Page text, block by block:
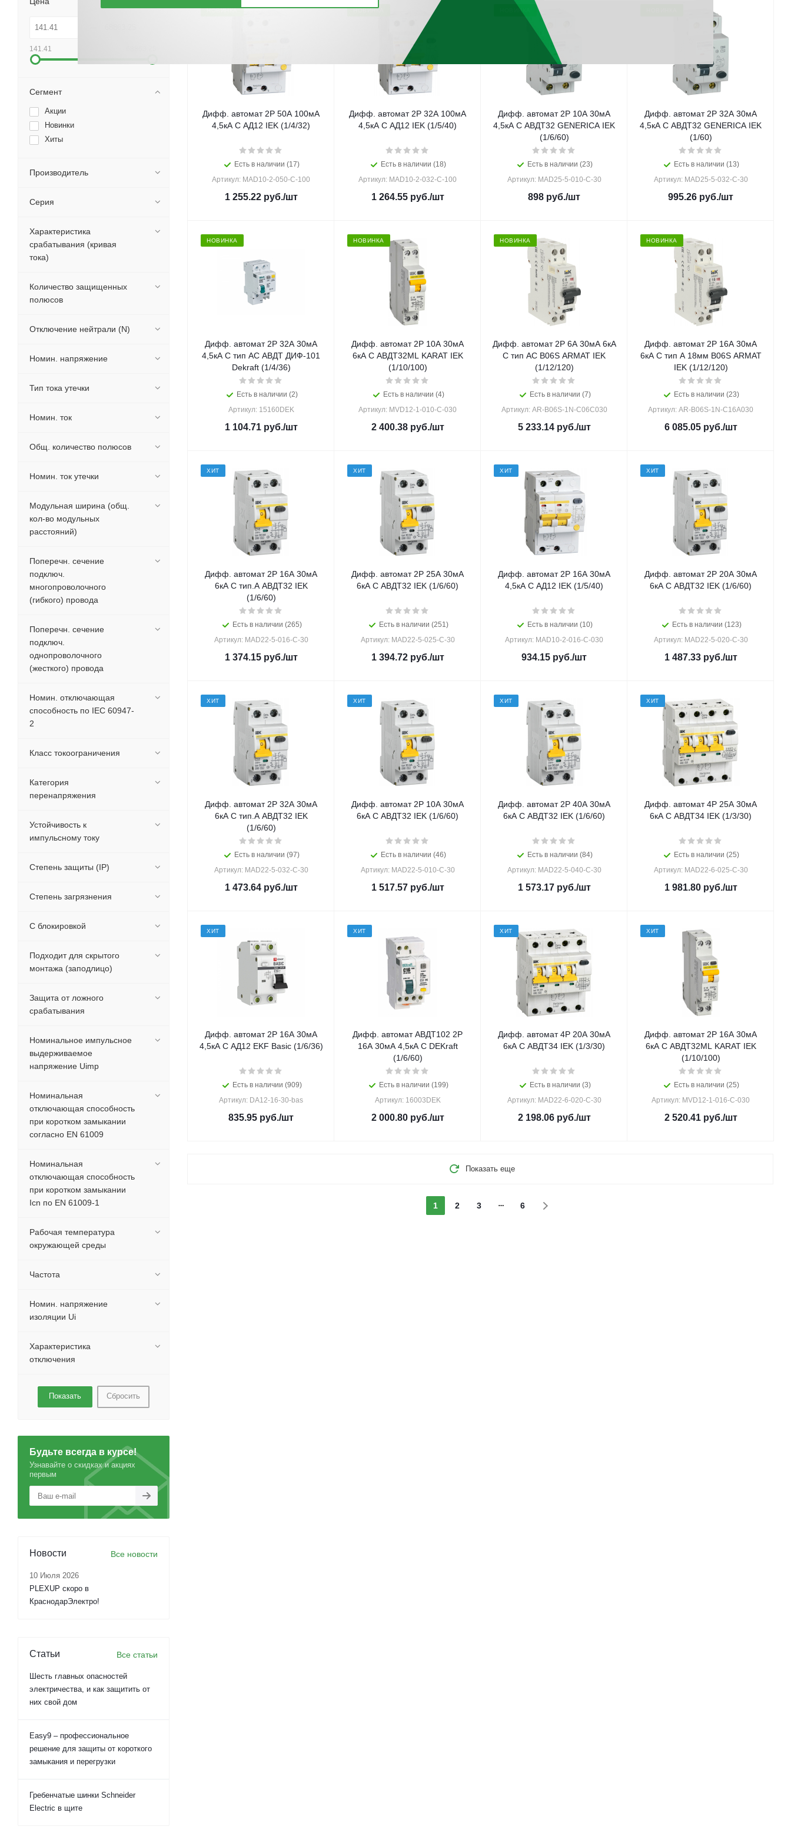
НОВИНКА
Дифф. автомат 2Р 50А 100мА
4,5кА С АД12 IEK (1/4/32)
Есть в наличии (17)
Артикул: MAD10-2-050-C-100
1 255.22руб./шт
НОВИНКА
Дифф. автомат 2Р 32А 100мА
4,5кА С АД12 IEK (1/5/40)
Есть в наличии (18)
Артикул: MAD10-2-032-C-100
1 264.55руб./шт
НОВИНКА
Дифф. автомат 2Р 10А 30мА
4,5кА C АВДТ32 GENERICA IEK
(1/6/60)
Есть в наличии (23)
Артикул: MAD25-5-010-C-30
898 руб./шт
Дифф. автомат 2Р 32А 30мА
4,5кА С АВДТ32 GENERICA IEK
(1/60)
Есть в наличии (13)
Артикул: MAD25-5-032-C-30
995.26 руб./шт
НОВИНКА
Дифф. автомат 2Р 32А 30мА
4,5кА С тип АС АВДТ ДИФ-101
Dekraft (1/4/36)
Есть в наличии (2)
Артикул: 15160DEK
1 104.71руб./шт
НОВИНКА
Дифф. автомат 2Р 10А 30мА
6кА С АВДТ32МL KARAT IEK
(1/10/100)
Есть в наличии (4)
Артикул: MVD12-1-010-C-030
2 400.38руб./шт
НОВИНКА
Дифф. автомат 2Р 6А 30мА 6кА
С тип АС B06S ARMAT IEK
(1/12/120)
Есть в наличии (7)
Артикул: AR-B06S-1N-C06C030
5 233.14руб./шт
НОВИНКА
Дифф. автомат 2Р 16А 30мА
6кА C тип А 18мм B06S ARMAT
IEK (1/12/120)
Есть в наличии (23)
Артикул: AR-B06S-1N-C16A030
6 085.05руб./шт
ХИТ
Дифф. автомат 2Р 16А 30мА
6кА С тип.А АВДТ32 IEK
(1/6/60)
Есть в наличии (265)
Артикул: MAD22-5-016-C-30
1 374.15руб./шт
ХИТ
Дифф. автомат 2Р 25А 30мА
6кА С АВДТ32 IEK (1/6/60)
Есть в наличии (251)
Артикул: MAD22-5-025-C-30
1 394.72руб./шт
ХИТ
Дифф. автомат 2Р 16А 30мА
4,5кА С АД12 IEK (1/5/40)
Есть в наличии (10)
Артикул: MAD10-2-016-C-030
934.15 руб./шт
ХИТ
Дифф. автомат 2Р 20А 30мА
6кА С АВДТ32 IEK (1/6/60)
Есть в наличии (123)
Артикул: MAD22-5-020-C-30
1 487.33руб./шт
ХИТ
Дифф. автомат 2Р 32А 30мА
6кА С тип.А АВДТ32 IEK
(1/6/60)
Есть в наличии (97)
Артикул: MAD22-5-032-C-30
1 473.64руб./шт
ХИТ
Дифф. автомат 2Р 10А 30мА
6кА С АВДТ32 IEK (1/6/60)
Есть в наличии (46)
Артикул: MAD22-5-010-C-30
1 517.57руб./шт
ХИТ
Дифф. автомат 2Р 40А 30мА
6кА С АВДТ32 IEK (1/6/60)
Есть в наличии (84)
Артикул: MAD22-5-040-C-30
1 573.17руб./шт
ХИТ
Дифф. автомат 4Р 25А 30мА
6кА С АВДТ34 IEK (1/3/30)
Есть в наличии (25)
Артикул: MAD22-6-025-C-30
1 981.80руб./шт
ХИТ
Дифф. автомат 2Р 16А 30мА
4,5кА С АД12 EKF Basic (1/6/36)
Есть в наличии (909)
Артикул: DA12-16-30-bas
835.95 руб./шт
ХИТ
Дифф. автомат АВДТ102 2Р
16А 30мА 4,5кА С DEKraft
(1/6/60)
Есть в наличии (199)
Артикул: 16003DEK
2 000.80руб./шт
ХИТ
Дифф. автомат 4Р 20А 30мА
6кА С АВДТ34 IEK (1/3/30)
Есть в наличии (3)
Артикул: MAD22-6-020-C-30
2 198.06руб./шт
ХИТ
Дифф. автомат 2Р 16А 30мА
6кА С АВДТ32МL KARAT IEK
(1/10/100)
Есть в наличии (25)
Артикул: MVD12-1-016-C-030
2 520.41руб./шт
Показать еще
1 2 3 6
141.41
Сегмент
Акции
Новинки
Хиты
Производитель
Серия
Характеристика
срабатывания (кривая
тока)
Количество защищенных
полюсов
Отключение нейтрали (N)
Номин. напряжение
Тип тока утечки
Номин. ток
Общ. количество полюсов
Номин. ток утечки
Модульная ширина (общ.
кол-во модульных
расстояний)
Поперечн. сечение
подключ.
многопроволочного
(гибкого) провода
Поперечн. сечение
подключ.
однопроволочного
(жесткого) провода
Номин. отключающая
способность по IEC 60947-
2
Класс токоограничения
Категория
перенапряжения
Устойчивость к
импульсному току
Степень защиты (IP)
Степень загрязнения
С блокировкой
Подходит для скрытого
монтажа (заподлицо)
Защита от ложного
срабатывания
Номинальное импульсное
выдерживаемое
напряжение Uimp
Номинальная
отключающая способность
при коротком замыкании
согласно EN 61009
Номинальная
отключающая способность
при коротком замыкании
Icn по EN 61009-1
Рабочая температура
окружающей среды
Частота
Номин. напряжение
изоляции Ui
Характеристика
отключения
Сбросить
Будьте всегда в курсе!
Узнавайте о скидках и акциях
первым
Новости Все новости
10 Июля 2026
PLEXUP скоро в
КраснодарЭлектро!
Статьи Все статьи
Шесть главных опасностей
электричества, и как защитить от
них свой дом
Easy9 – профессиональное
решение для защиты от короткого
замыкания и перегрузки
Гребенчатые шинки Schneider
Electric в щите